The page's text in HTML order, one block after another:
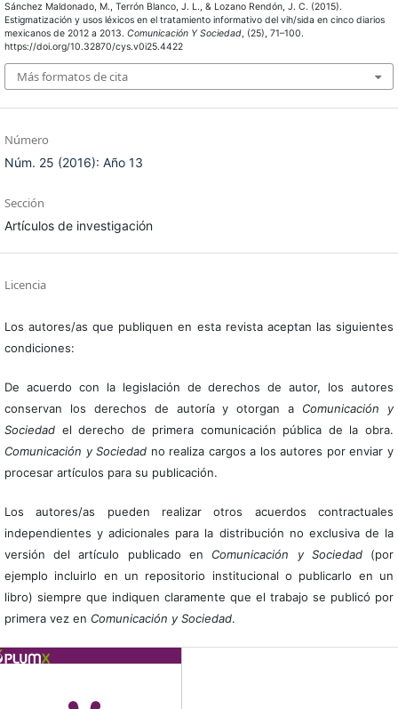
Sánchez Maldonado, M., Terrón Blanco, J. L., & Lozano Rendón, J. C. (2015).
Estigmatización y usos léxicos en el tratamiento informativo del vih/sida en cinco diarios
mexicanos de 2012 a 2013. Comunicación Y Sociedad, (25), 71–100.
https://doi.org/10.32870/cys.v0i25.4422
Más formatos de cita
Número
Núm. 25 (2016): Año 13
Sección
Artículos de investigación
Licencia
Los autores/as que publiquen en esta revista aceptan las siguientes
condiciones:
De acuerdo con la legislación de derechos de autor, los autores
conservan los derechos de autoría y otorgan a Comunicación y
Sociedadel derecho de primera comunicación pública de la obra.
Comunicación y Sociedad no realiza cargos a los autores por enviar y
procesar artículos para su publicación.
Los autores/as pueden realizar otros acuerdos contractuales
independientes y adicionales para la distribución no exclusiva de la
versión del artículo publicado en Comunicación y Sociedad(por
ejemplo incluirlo en un repositorio institucional o publicarlo en un
libro) siempre que indiquen claramente que el trabajo se publicó por
primera vez en Comunicación y Sociedad.